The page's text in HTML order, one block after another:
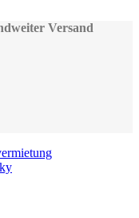
Versand